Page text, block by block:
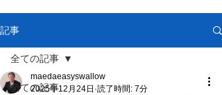
記事
全ての記事
全ての記事
maedaeasyswallow
2025年12月24日 読了時間: 7分